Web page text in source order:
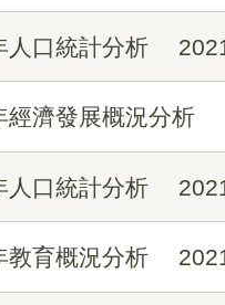
人口統計分析
經濟發展概況分析
人口統計分析
教育概況分析